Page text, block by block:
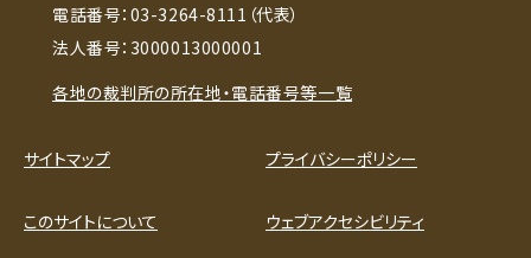
電話番号：03-3264-8111（代表）
法人番号：3000013000001
各地の裁判所の所在地・電話番号等一覧
サイトマップ プライバシーポリシー
このサイトについて ウェブアクセシビリティ